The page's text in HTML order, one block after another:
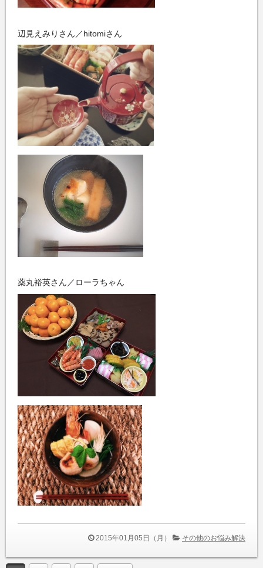
辺見えみりさん／hitomiさん
薬丸裕英さん／ローラちゃん
2015年01月05日（月） その他のお悩み解決